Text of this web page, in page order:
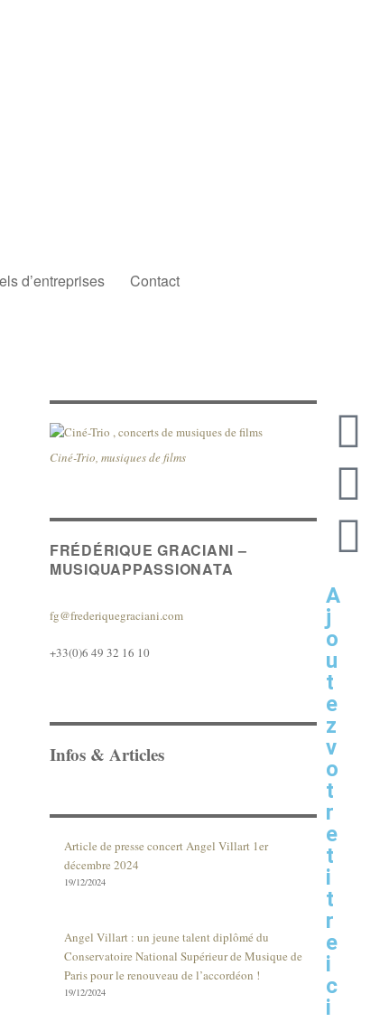
d’entreprises Contact
Ciné-Trio, musiques de films
FRÉDÉRIQUE GRACIANI –
MUSIQUAPPASSIONATA
fg@frederiquegraciani.com
+33(0)6 49 32 16 10
Infos & Articles
Article de presse concert Angel Villart 1er
décembre 2024
19/12/2024
Angel Villart : un jeune talent diplômé du
Conservatoire National Supérieur de Musique de
Paris pour le renouveau de l’accordéon !
19/12/2024
A
j
o
u
t
e
z
v
o
t
r
e
t
i
t
r
e
i
c
i